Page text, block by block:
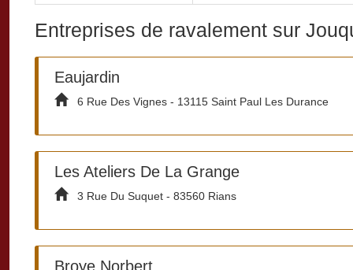
Entreprises de ravalement sur
Eaujardin
6 Rue Des Vignes - 13115 Saint Paul Les Durance
Les Ateliers De La Grange
3 Rue Du Suquet - 83560 Rians
Broye Norbert